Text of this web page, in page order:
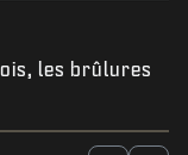
les brûlures